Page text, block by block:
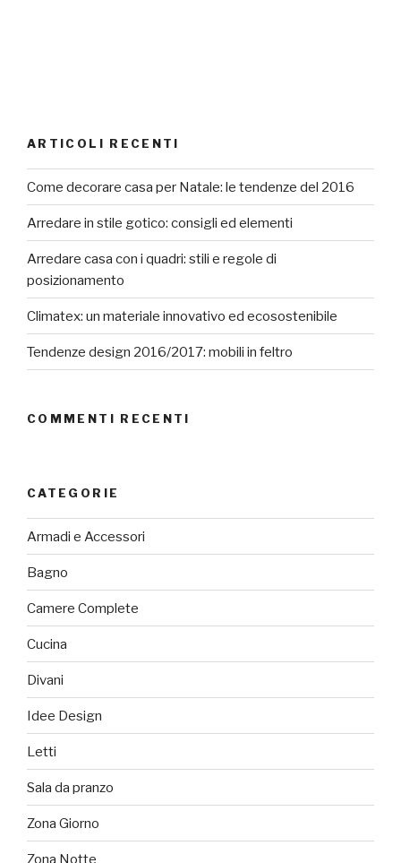
ARTICOLI RECENTI
Come decorare casa per Natale: le tendenze del 2016
Arredare in stile gotico: consigli ed elementi
Arredare casa con i quadri: stili e regole di
posizionamento
Climatex: un materiale innovativo ed ecosostenibile
Tendenze design 2016/2017: mobili in feltro
COMMENTI RECENTI
CATEGORIE
Armadi e Accessori
Bagno
Camere Complete
Cucina
Divani
Idee Design
Letti
Sala da pranzo
Zona Giorno
Zona Notte